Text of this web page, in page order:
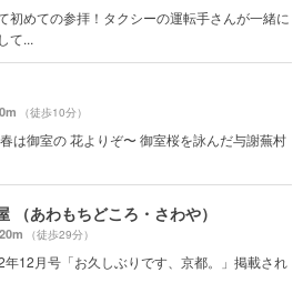
初めての参拝！タクシーの運転手さんが一緒に
て...
（徒歩10分）
は御室の 花よりぞ〜 御室桜を詠んだ与謝蕪村
（あわもちどころ・さわや）
（徒歩29分）
年12月号「お久しぶりです、京都。」掲載され